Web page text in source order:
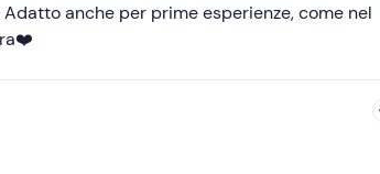
anche per prime esperienze, come nel